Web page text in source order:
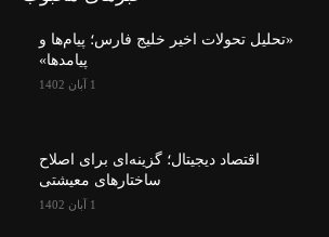
«تحلیل تحولات اخیر خلیج فارس؛ پیام‌ها و
پیامدها»
1 آبان 1402
اقتصاد دیجیتال؛ گزینه‌ای برای اصلاح
ساختارهای معیشتی
1 آبان 1402